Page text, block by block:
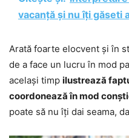
vacanță și nu îți găseti
Arată foarte elocvent și în
de a face un lucru în mod
același timp ilustrează
coordonează în mod
poate să nu îți dai seama,